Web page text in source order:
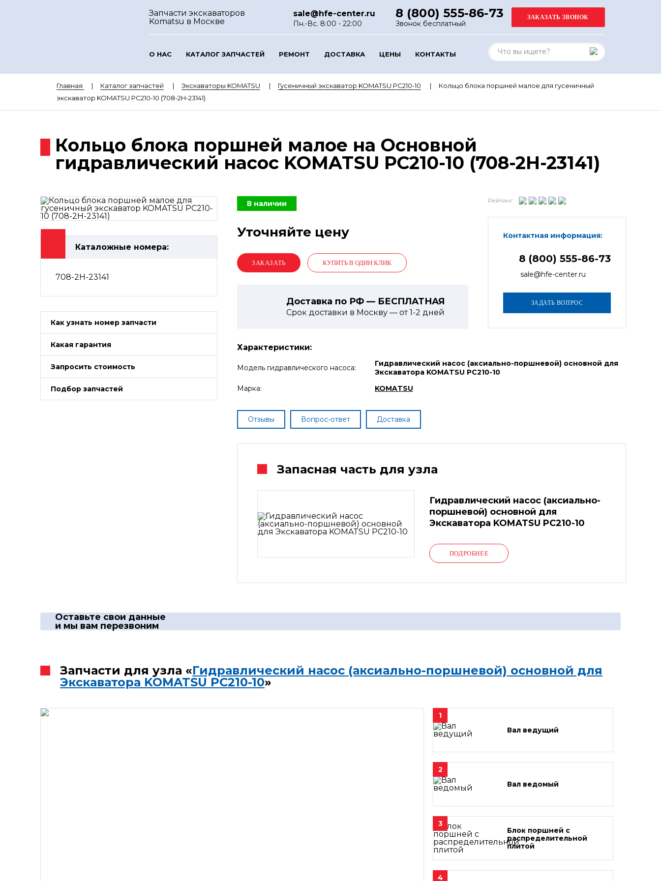
Запчасти экскаваторов
Komatsu в Москве
sale@hfe-center.ru
Пн.-Вс. 8:00 - 22:00
8 (800) 555-86-73
Звонок бесплатный
О НАС КАТАЛОГ ЗАПЧАСТЕЙ РЕМОНТ ДОСТАВКА ЦЕНЫ КОНТАКТЫ
Главная Каталог запчастей Экскаваторы KOMATSU Гусеничный экскаватор KOMATSU PC210-10
Кольцо блока поршней малое для гусеничный
экскаватор KOMATSU PC210-10 (708-2H-23141)
Кольцо блока поршней малое на Основной
гидравлический насос KOMATSU PC210-10 (708-2H-23141)
Каталожные номера:
708-2H-23141
Как узнать номер запчасти
Какая гарантия
Запросить стоимость
Подбор запчастей
В наличии
Уточняйте цену
КУПИТЬ В ОДИН КЛИК
Доставка по РФ — БЕСПЛАТНАЯ
Срок доставки в Москву — от1-2 дней
Рейтинг:
Контактная информация:
8 (800) 555-86-73
sale@hfe-center.ru
Характеристики:
Модель гидравлического насоса:
Гидравлический насос (аксиально-поршневой) основной для
Экскаватора KOMATSU PC210-10
Марка:
KOMATSU
Отзывы Вопрос-ответ Доставка
Запасная часть для узла
Гидравлический насос (аксиально-
поршневой) основной для
Экскаватора KOMATSU PC210-10
ПОДРОБНЕЕ
Оставьте свои данные
и мы вам перезвоним
Запчасти для узла «Гидравлический насос (аксиально-поршневой) основной для
Экскаватора KOMATSU PC210-10»
1
Вал ведущий
2
Вал ведомый
3
Блок поршней c
распределительной
плитой
4